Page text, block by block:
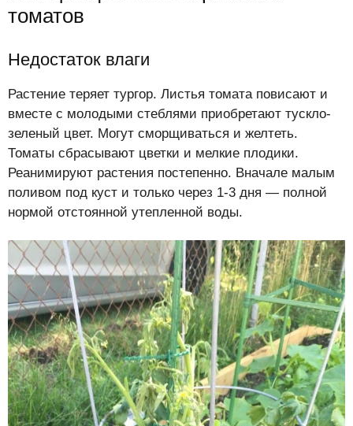
томатов
Недостаток влаги
Растение теряет тургор. Листья томата повисают и
вместе с молодыми стеблями приобретают тускло-
зеленый цвет. Могут сморщиваться и желтеть.
Томаты сбрасывают цветки и мелкие плодики.
Реанимируют растения постепенно. Вначале малым
поливом под куст и только через 1-3 дня — полной
нормой отстоянной утепленной воды.